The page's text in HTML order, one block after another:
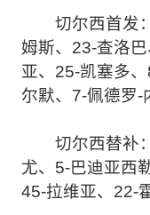
切尔西首发：
姆斯、23-查洛
亚、25-凯塞多
尔默、7-佩德罗-
切尔西替补：
尤、5-巴迪亚西
45-拉维亚、22-